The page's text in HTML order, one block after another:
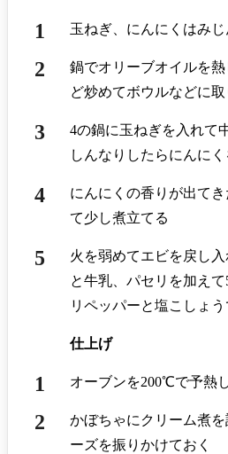
玉ねぎ、にんにくはみじ
鍋でオリーブオイルを
ど炒めてボウルなどに取
4の鍋に玉ねぎを入れて
しんなりしたらにんに
にんにくの香りが出て
て少し煮立てる
火を弱めてエビを戻し
と牛乳、パセリを加え
リペッパーと塩こしょ
仕上げ
オーブンを200℃で予熱
かぼちゃにクリーム煮
ーズを振りかけておく